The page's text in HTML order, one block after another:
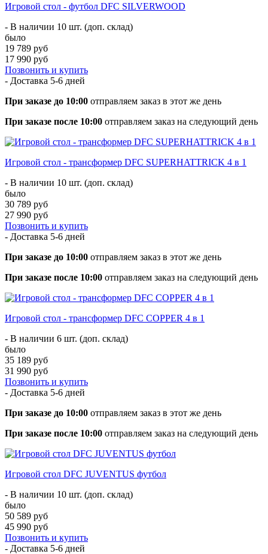
Игровой стол - футбол DFC SILVERWOOD
- В наличии 10 шт. (доп. склад)
было
19 789 руб
17 990 руб
Позвонить и купить
- Доставка 5-6 дней
При заказе до 10:00 отправляем заказ в этот же день
При заказе после 10:00 отправляем заказ на следующий день
Игровой стол - трансформер DFC SUPERHATTRICK 4 в 1
- В наличии 10 шт. (доп. склад)
было
30 789 руб
27 990 руб
Позвонить и купить
- Доставка 5-6 дней
При заказе до 10:00 отправляем заказ в этот же день
При заказе после 10:00 отправляем заказ на следующий день
Игровой стол - трансформер DFC COPPER 4 в 1
- В наличии 6 шт. (доп. склад)
было
35 189 руб
31 990 руб
Позвонить и купить
- Доставка 5-6 дней
При заказе до 10:00 отправляем заказ в этот же день
При заказе после 10:00 отправляем заказ на следующий день
Игровой стол DFC JUVENTUS футбол
- В наличии 10 шт. (доп. склад)
было
50 589 руб
45 990 руб
Позвонить и купить
- Доставка 5-6 дней